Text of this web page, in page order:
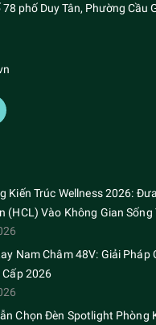
phố Duy Tân, Phường Cầu
Kiến Trúc Wellness 2026:
(HCL) Vào Không Gian
Nam Châm 48V: Giải Pháp
Cấp 2026
Chọn Đèn Spotlight Phòng